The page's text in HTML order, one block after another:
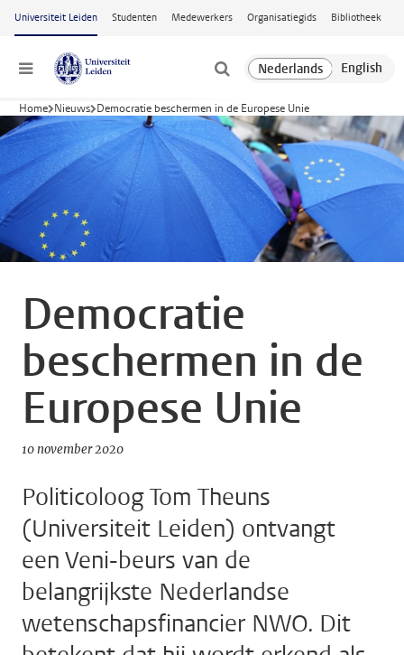
Ga naar hoofdinhoud
Universiteit Leiden Studenten Medewerkers Organisatiegids Bibliotheek
Menu
Home Nieuws Democratie beschermen in de Europese Unie
Democratie
beschermen in de
Europese Unie
10 november 2020
Politicoloog Tom Theuns
(Universiteit Leiden) ontvangt
een Veni-beurs van de
belangrijkste Nederlandse
wetenschapsfinancier NWO. Dit